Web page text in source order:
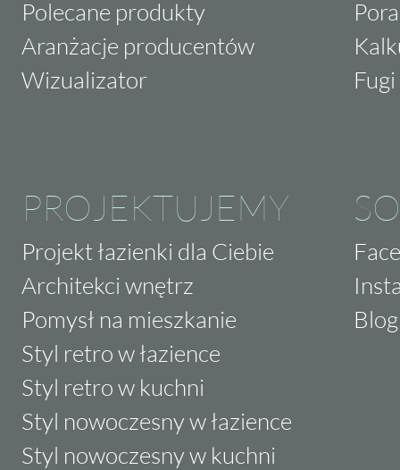
Polecane produkty
Aranżacje producentów
Wizualizator
PROJEKTUJEMY
Projekt łazienki dla Ciebie
Architekci wnętrz
Pomysł na mieszkanie
Styl retro w łazience
Styl retro w kuchni
Styl nowoczesny w łazience
Styl nowoczesny w kuchni
Blog